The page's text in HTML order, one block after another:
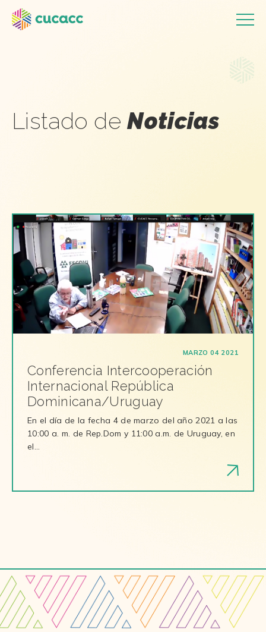
Listado deNoticias
MARZO 04 2021
Conferencia Intercooperación
Internacional República
Dominicana/Uruguay
En el día de la fecha 4 de marzo del año 2021 a las
10:00 a. m. de Rep.Dom y 11:00 a.m. de Uruguay, en
el…